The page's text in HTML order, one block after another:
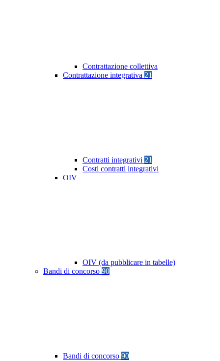
Contrattazione collettiva
Contrattazione integrativa 21
Contratti integrativi 21
Costi contratti integrativi
OIV
OIV (da pubblicare in tabelle)
Bandi di concorso 90
Bandi di concorso 90